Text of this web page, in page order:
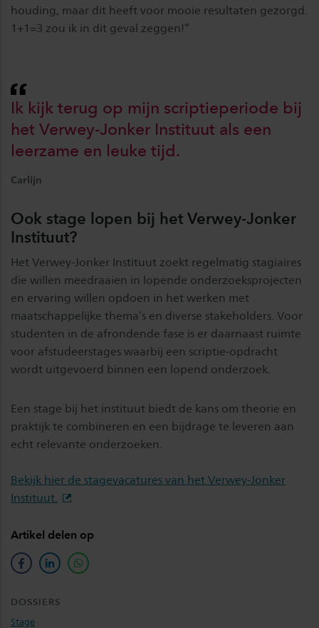
houding, maar dit heeft voor mooie resultaten gezorgd.
1+1=3 zou ik in dit geval zeggen!”
Ik kijk terug op mijn scriptieperiode bij
het Verwey-Jonker Instituut als een
leerzame en leuke tijd.
Carlijn
Ook stage lopen bij het Verwey-Jonker
Instituut?
Het Verwey-Jonker Instituut zoekt regelmatig stagiaires
die willen meedraaien in lopende onderzoeksprojecten
en ervaring willen opdoen in het werken met
maatschappelijke thema’s en diverse stakeholders. Voor
studenten in de afrondende fase is er daarnaast ruimte
voor afstudeerstages waarbij een scriptie-opdracht
wordt uitgevoerd binnen een lopend onderzoek.
Een stage bij het instituut biedt de kans om theorie en
praktijk te combineren en een bijdrage te leveren aan
echt relevante onderzoeken.
Bekijk hier de stagevacatures van het Verwey-Jonker
Instituut.
Artikel delen op
facebooklinkedinwhatsapp
DOSSIERS
Stage